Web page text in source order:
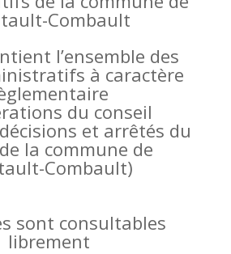
Combault
l’ensemble des
à caractère
du conseil
et arrêtés du
la commune de
Combault)
sont consultables
librement